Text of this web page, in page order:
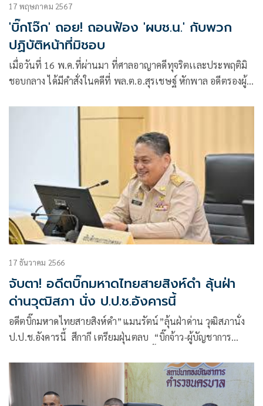
17 พฤษภาคม 2567
'บิ๊กโจ๊ก' ถอย! ถอนฟ้อง 'ผบช.น.' กับพวก
ปฏิบัติหน้าที่มิชอบ
เมื่อวันที่ 16 พ.ค.ที่ผ่านมา ที่ศาลอาญาคดีทุจริตเเละประพฤติมิ
ชอบกลาง ได้มีคำสั่งในคดีที่ พล.ต.อ.สุรเชษฐ์ หักพาล อดีตรองผู้
17 ธันวาคม 2566
จับตา! อดีตบิ๊กมหาดไทยสายสิงห์ดำ ลุ้นฝ่า
ด่านวุฒิสภา นั่ง ป.ป.ช.อังคารนี้
อดีตบิ๊กมหาดไทยสายสิงห์ดำ”แมนรัตน์”ลุ้นฝ่าด่าน วุฒิสภานั่ง
ป.ป.ช.อังคารนี้ สีกากี เตรียมฝุ่นตลบ “บิ๊กจ้าว-ผู้บัญชาการ